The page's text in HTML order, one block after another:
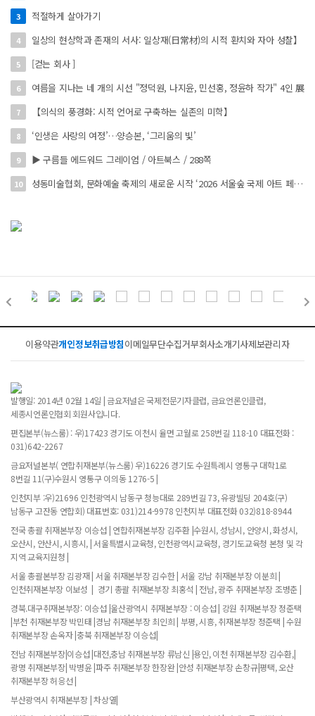
3 적절하게 살아가기
4 일상의 현상학과 존재의 서사: 일상재(日常材)의 시적 환치와 자아 성찰】
5 [걷는 회사 ]
6 여름을 지나는 네 개의 시선 "정덕원, 나지윤, 민선홍, 정윤하 작가" 4인 展
7 【의식의 풍경화: 시적 언어로 구축하는 실존의 미학】
8 ‘인생은 사랑의 여정’…양승본, ‘그리움의 빛’
9 ▶ 구름들 에드워드 그레이엄 / 아트북스 / 288쪽
10 성동미술협회, 문화예술 축제의 새로운 시작 ‘2026 서울숲 국제 아트 페스타’ 개최
이용약관개인정보취급방침이메일무단수집거부회사소개기사제보관리자
발행일: 2014년 02월 14일 | 금요저널은 국제전문기자클럽, 금요언론인클럽,
세종시언론인협회 회원사입니다.
편집본부(뉴스룸) : 우)17423 경기도 이천시 율면 고월로 258번길 118-10 대표전화 :
031)642-2267
금요저널본부( 연합취재본부(뉴스룸) 우)16226 경기도 수원특례시 영통구 대학1로
8번길 11(구)수원시 영통구 이의동 1276-5 |
인천지부 :우)21696 인천광역시 남동구 청능대로 289번길 73, 유광빌딩 204호(구)
남동구 고잔동 연합회) 대표번호: 031)214-9978 인천지부 대표전화 032)818-8944
전국 총괄 취재본부장 이승섭 | 연합취재본부장 김주환 |수원시, 성남시, 안양시, 화성시,
오산시, 안산시, 시흥시, | 서울특별시교육청, 인천광역시교육청, 경기도교육청 본청 및 각
지역 교육지원청 |
서울 총괄본부장 김광재 | 서울 취재본부장 김수한 | 서울 강남 취재본부장 이분희 |
인천취재본부장 이보성 | 경기 총괄 취재본부장 최홍석 | 전남, 광주 취재본부장 조병춘 |
경북.대구취재본부장: 이승섭 |울산광역시 취재본부장 : 이승섭 | 강원 취재본부장 정준택
|부천 취재본부장 박민태 |경남 취재본부장 최인희 | 부평, 시흥, 취재본부장 정준택 | 수원
취재본부장 손옥자 |충북 취재본부장 이승섭|
전남 취재본부장|이승섭 |대전,충남 취재본부장 류남신 |용인, 이천 취재본부장 김수환,|
광명 취재본부장| 박병윤 |파주 취재본부장 한장완 |안성 취재본부장 손창규|평택, 오산
취재본부장 허응선 |
부산광역시 취재본부장 | 차상열|